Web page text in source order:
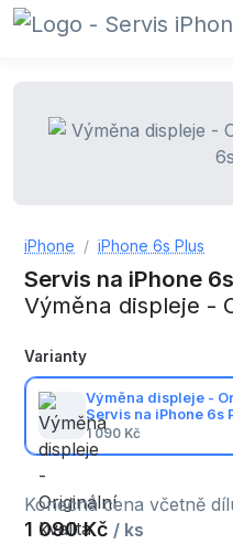
iPhone iPhone 6s Plus
Servis na iPhone
Výměna displeje -
Varianty
Výměna displeje -
Servis na iPhone 6s
1 090 Kč
Konečná cena včetně
1 090 Kč / ks